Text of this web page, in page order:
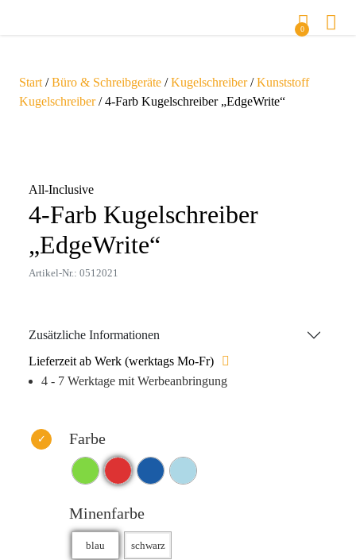
0
Start /Büro & Schreibgeräte /Kugelschreiber/Kunststoff
Kugelschreiber/ 4-Farb Kugelschreiber „EdgeWrite“
All-Inclusive
4-Farb Kugelschreiber
„EdgeWrite“
Artikel-Nr.: 0512021
Zusätzliche Informationen
Lieferzeit ab Werk (werktags Mo-Fr)
4 - 7 Werktage mit Werbeanbringung
Farbe
Minenfarbe